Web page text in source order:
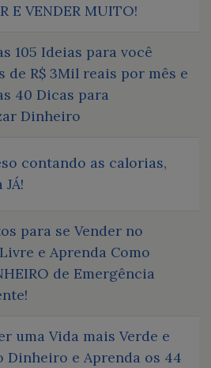
E VENDER MUITO!
105 Ideias para você
de R$ 3Mil reais por mês e
40 Dicas para
Dinheiro
contando as calorias,
para se Vender no
e Aprenda Como
de Emergência
uma Vida mais Verde e
Dinheiro e Aprenda os 44